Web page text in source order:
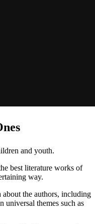
and youth.
best literature works of
way.
about the authors, including
universal themes such as